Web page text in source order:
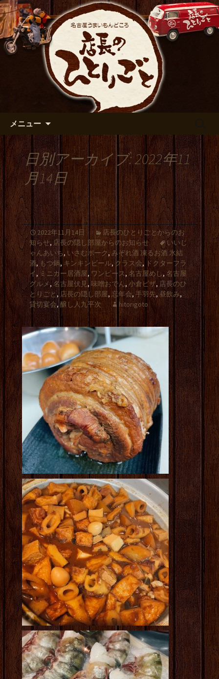
名古屋市伏見の居酒屋【店長の
ひとりごと】のブログ
出張や観光に名古屋めしがおすすめで
す
メニュー
日別アーカイブ: 2022年11
月14日
2022年11月14日
店長のひとりごとからのお
知らせ, 店長の隠し部屋からのお知らせ
いいじ
ゃんあいち, いさむポーク,みぞれ酒 凍るお酒 氷結
酒, もつ鍋, キンキンビール, クラス会, ドクターフラ
イ, ミニカー居酒屋, ワンピース, 名古屋めし, 名古屋
グルメ ,名古屋伏見, 味噌おでん, 小倉ピザ, 店長のひ
とりごと , 店長の隠し部屋, 忘年会, 手羽先,昼飲み,
貸切宴会,醸し人九平次 hitorigoto